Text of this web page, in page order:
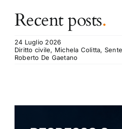
Recent posts.
24 Luglio 2026
Diritto civile, Michela Colitta,
Roberto De Gaetano